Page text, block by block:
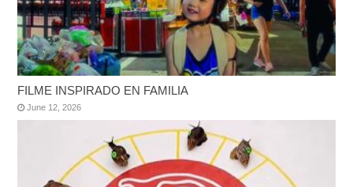
FILME INSPIRADO EN FAMILIA
June 12, 2026